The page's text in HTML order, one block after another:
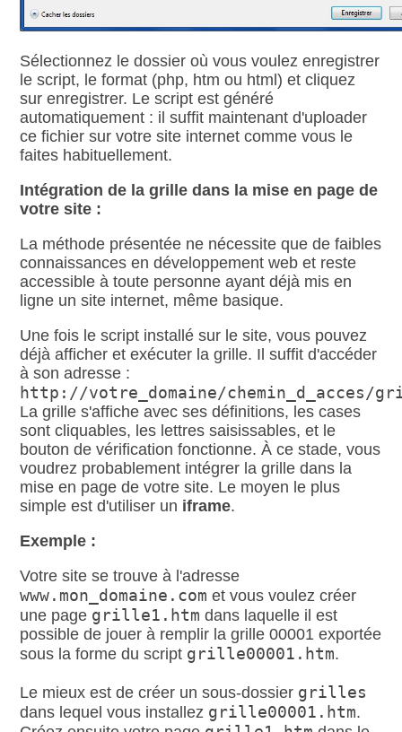
Sélectionnez le dossier où vous voulez enregistrer
le script, le format (php, htm ou html) et cliquez
sur enregistrer. Le script est généré
automatiquement : il suffit maintenant d'uploader
ce fichier sur votre site internet comme vous le
faites habituellement.
Intégration de la grille dans la mise en page de
votre site :
La méthode présentée ne nécessite que de faibles
connaissances en développement web et reste
accessible à toute personne ayant déjà mis en
ligne un site internet, même basique.
Une fois le script installé sur le site, vous pouvez
déjà afficher et exécuter la grille. Il suffit d'accéder
à son adresse :
http://votre_domaine/chemin_d_acces/
La grille s'affiche avec ses définitions, les cases
sont cliquables, les lettres saisissables, et le
bouton de vérification fonctionne. À ce stade, vous
voudrez probablement intégrer la grille dans la
mise en page de votre site. Le moyen le plus
simple est d'utiliser un iframe.
Exemple :
Votre site se trouve à l'adresse
www.mon_domaine.com et vous voulez créer
une page grille1.htm dans laquelle il est
possible de jouer à remplir la grille 00001 exportée
sous la forme du script grille00001.htm.
Le mieux est de créer un sous-dossier grilles
dans lequel vous installez grille00001.htm.